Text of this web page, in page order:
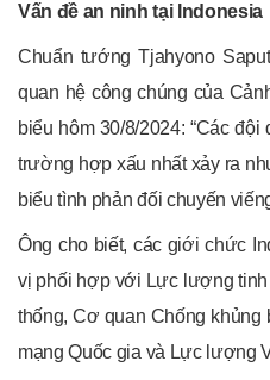
Vấn đề an ninh tại Indonesia
Chuẩn tướng Tjahyono
quan hệ công chúng của
biểu hôm 30/8/2024: “Các
trường hợp xấu nhất xảy ra
biểu tình phản đối chuyến
Ông cho biết, các giới chức
vị phối hợp với Lực lượng tinh
thống, Cơ quan Chống khủng
mạng Quốc gia và Lực lượng